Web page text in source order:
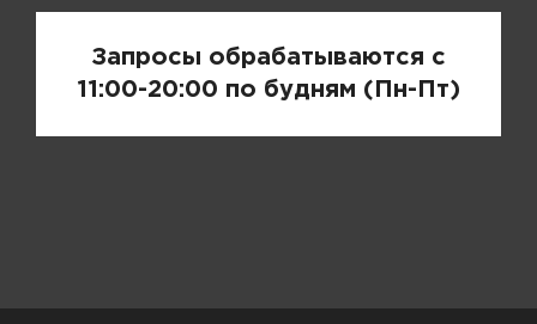
Запросы обрабатываются с
11:00-20:00 по будням (Пн-Пт)